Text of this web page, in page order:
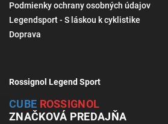
Podmienky ochrany osobných údajov
Legendsport - S láskou k cyklistike
Doprava
Rossignol Legend Sport
CUBE ROSSIGNOL
ZNAČKOVÁ PREDAJŇA